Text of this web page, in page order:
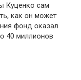
Куценко сам
как он может
фонд оказал
40 миллионов